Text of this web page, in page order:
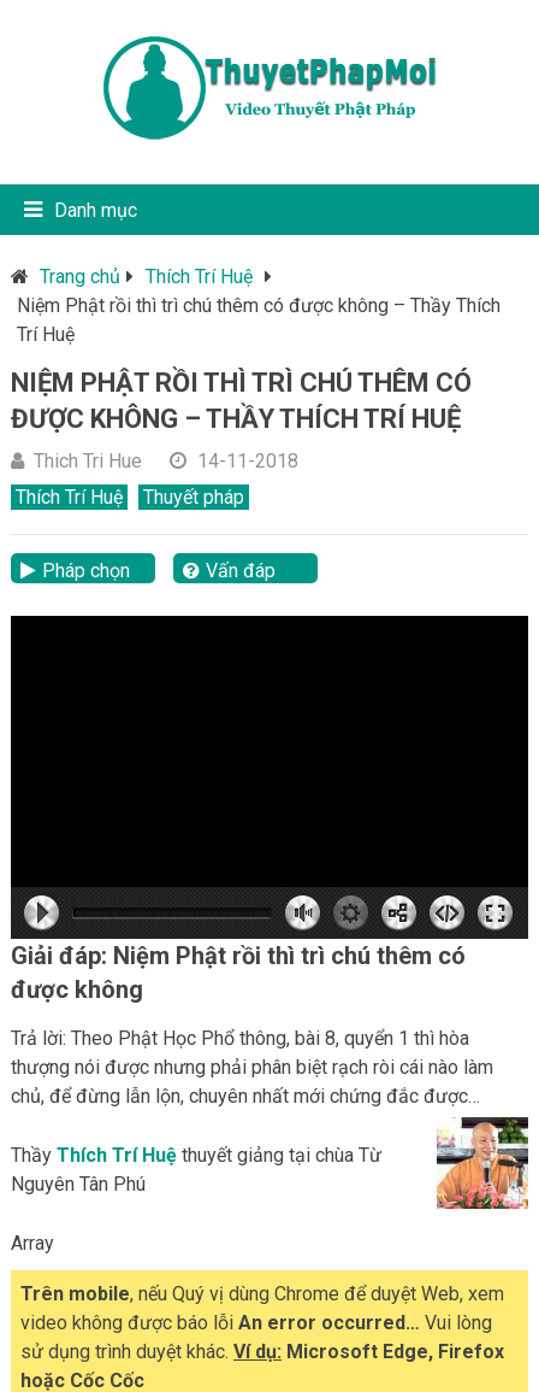
Danh mục
Trang chủ
Thích Trí Huệ
Niệm Phật rồi thì trì chú thêm có được không – Thầy Thích
Trí Huệ
NIỆM PHẬT RỒI THÌ TRÌ CHÚ THÊM CÓ
ĐƯỢC KHÔNG – THẦY THÍCH TRÍ HUỆ
Thich Tri Hue
14-11-2018
Thích Trí Huệ
Thuyết pháp
Pháp chọn
Vấn đáp
hd2160
hd2160
hd1440
highres
hd1080
hd720
large
medium
small
tiny
Giải đáp: Niệm Phật rồi thì trì chú thêm có
được không
Trả lời: Theo Phật Học Phổ thông, bài 8, quyển 1 thì hòa
thượng nói được nhưng phải phân biệt rạch ròi cái nào làm
chủ, để đừng lẫn lộn, chuyên nhất mới chứng đắc được…
Thầy Thích Trí Huệthuyết giảng tại chùa Từ
Nguyên Tân Phú
Array
Trên mobile, nếu Quý vị dùng Chrome để duyệt Web, xem
video không được báo lỗi An error occurred… Vui lòng
sử dụng trình duyệt khác. Ví dụ: Microsoft Edge, Firefox
hoặc Cốc Cốc